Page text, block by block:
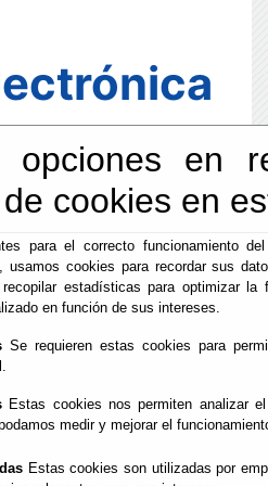
opciones en
cookies en
para el correcto funcionamiento
usamos cookies para recordar sus
estadísticas para optimizar la
en función de sus intereses.
Se requieren estas cookies para
Estas cookies nos permiten analizar
medir y mejorar el
Estas cookies son utilizadas por
y Hora Oficial